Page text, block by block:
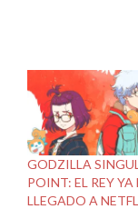
GODZILLA
POINT: EL REY YA
LLEGADO A